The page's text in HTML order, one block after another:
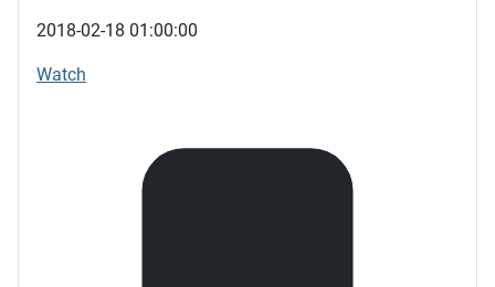
2018-02-18 01:00:00
Watch